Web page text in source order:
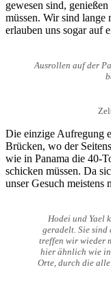
gewesen sind,
müssen. Wir sind lange
erlauben uns sogar auf
Ausrollen auf der
Die einzige Aufregung
Brücken, wo der
wie in Panama die 40-
schicken müssen. Da
unser Gesuch
Hodei und Yael
geradelt. Sie sind
treffen wir wieder
hier ähnlich wie
Orte, durch die